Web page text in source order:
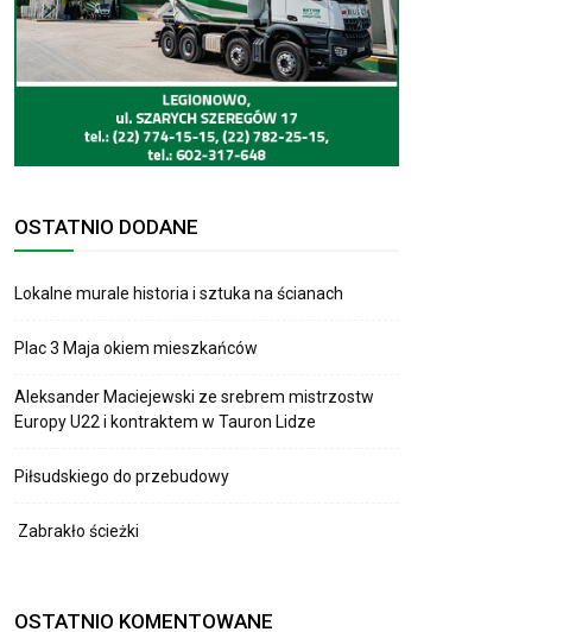
OSTATNIO DODANE
Lokalne murale historia i sztuka na ścianach
Plac 3 Maja okiem mieszkańców
Aleksander Maciejewski ze srebrem mistrzostw
Europy U22 i kontraktem w Tauron Lidze
Piłsudskiego do przebudowy
Zabrakło ścieżki
OSTATNIO KOMENTOWANE